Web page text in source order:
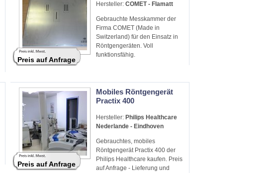
Hersteller: COMET - Flamatt
Gebrauchte Messkammer der
Firma COMET (Made in
Switzerland) für den Einsatz in
Röntgengeräten. Voll
funktionsfähig.
Preis auf Anfrage
Mobiles Röntgengerät
Practix 400
Hersteller: Philips Healthcare
Nederlande - Eindhoven
Gebrauchtes, mobiles
Röntgengerät Practix 400 der
Philips Healthcare kaufen. Preis
auf Anfrage - Lieferung und
Preis auf Anfrage